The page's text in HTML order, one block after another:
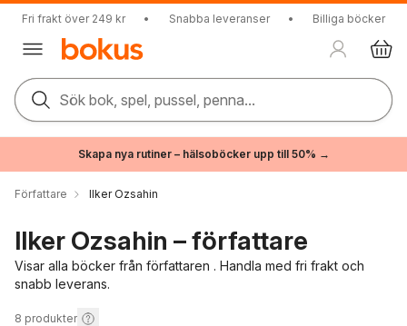
Fri frakt över 249 kr • Snabba leveranser • Billiga böcker
Sök bok, spel, pussel, penna...
Skapa nya rutiner – hälsoböcker upp till 50% →
Författare Ilker Ozsahin
Ilker Ozsahin – författare
Visar alla böcker från författaren . Handla med fri frakt och
snabb leverans.
8 produkter